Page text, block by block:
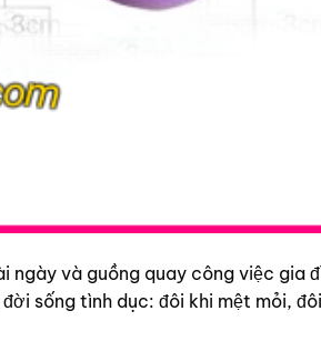
ngày và guồng quay công việc gia
sống tình dục: đôi khi mệt mỏi,